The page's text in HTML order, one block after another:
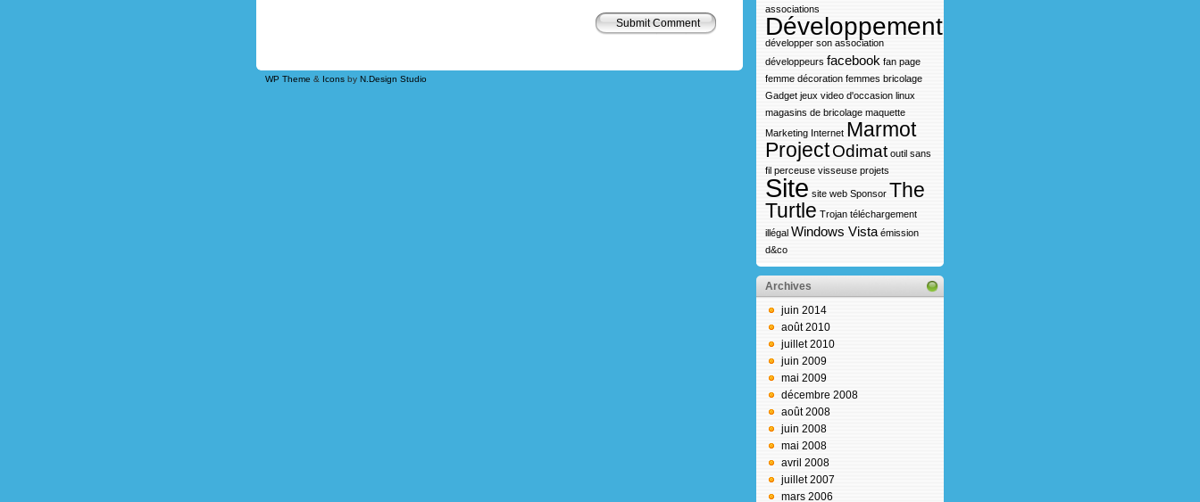
WP Theme & Icons by N.Design Studio
associations
Développement
développer son association
développeurs facebook fan page
femme décoration femmes bricolage
Gadget jeux video d'occasion linux
magasins de bricolage maquette
Marketing Internet Marmot
ProjectOdimat outil sans
fil perceuse visseuse projets
Site site web Sponsor The
Turtle Trojan téléchargement
illégal Windows Vista émission
d&co
Archives
juin 2014
août 2010
juillet 2010
juin 2009
mai 2009
décembre 2008
août 2008
juin 2008
mai 2008
avril 2008
juillet 2007
mars 2006